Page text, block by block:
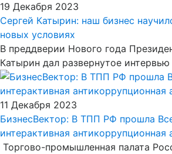
19 Декабря 2023
Сергей Катырин: наш бизнес
новых условиях
В преддверии Нового года
Катырин дал развернутое
11 Декабря 2023
БизнесВектор: В ТПП РФ прошла
интерактивная антикоррупционная
Торгово-промышленная палата